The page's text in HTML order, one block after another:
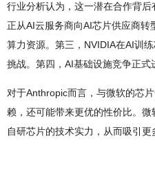
行业分析认为，这一潜在合作背
正从AI云服务商向AI芯片供应商
算力资源。第三，NVIDIA在AI训
挑战。第四，AI基础设施竞争正式
对于Anthropic而言，与微软的芯
赖，还可能带来更优的性价比。
自研芯片的技术实力，从而吸引更